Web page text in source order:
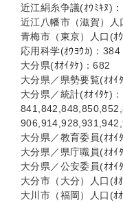
近江絹糸争議(ｵｳﾐｷﾇ)
近江八幡市（滋賀）
青梅市（東京）人口(ｵ
応用科学(ｵｳﾖｳｶ)：384
大分県(ｵｵｲﾀｹ)：682
大分県／県勢要覧(ｵｵｲ
大分県／統計(ｵｵｲﾀｹ)：
大分県／教育委員(ｵｵｲ
大分県／県庁職員(ｵｵｲ
大分県／公安委員(ｵｵｲ
大分市（大分）人口(ｵ
大川市（福岡）人口(ｵ